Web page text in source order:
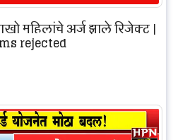
महिलांचे अर्ज झाले रिजेक्ट |
rejected